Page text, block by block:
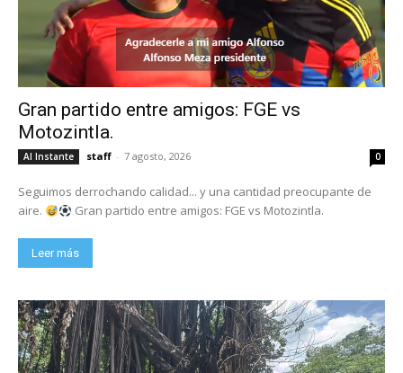
Gran partido entre amigos: FGE vs
Motozintla.
Al Instante staff - 7 agosto, 2026 0
Seguimos derrochando calidad... y una cantidad preocupante de
aire.
Gran partido entre amigos: FGE vs Motozintla.
Leer más